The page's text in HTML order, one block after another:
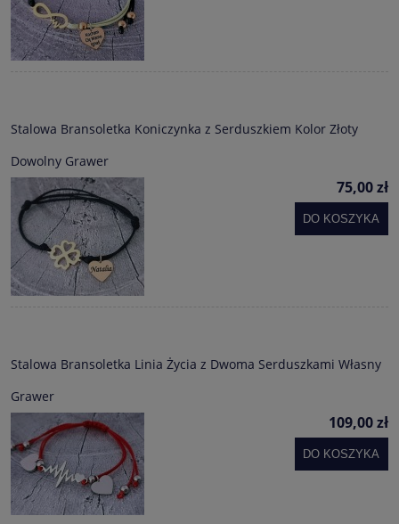
Stalowa Bransoletka Koniczynka z Serduszkiem Kolor Złoty
Dowolny Grawer
75,00 zł
DO KOSZYKA
Stalowa Bransoletka Linia Życia z Dwoma Serduszkami Własny
Grawer
109,00 zł
DO KOSZYKA